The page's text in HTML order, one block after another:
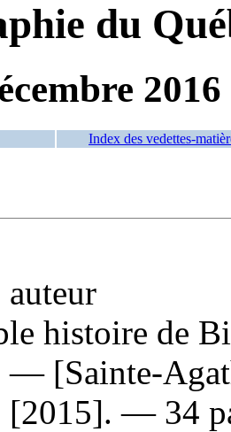
du
2016
Index des vedettes-
histoire de
— [Sainte-
[2015]. — 34